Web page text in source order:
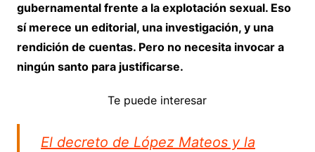
gubernamental frente a la explotación sexual. Eso
sí merece un editorial, una investigación, y una
rendición de cuentas. Pero no necesita invocar a
ningún santo para justificarse.
Te puede interesar
El decreto de López Mateos y la